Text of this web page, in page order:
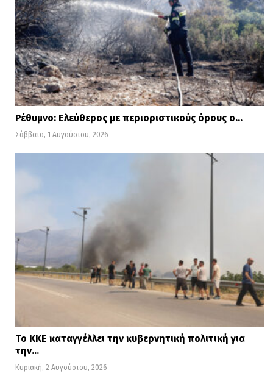
Ρέθυμνο: Ελεύθερος με περιοριστικούς όρους ο…
Σάββατο, 1 Αυγούστου, 2026
Το ΚΚΕ καταγγέλλει την κυβερνητική πολιτική για
την…
Κυριακή, 2 Αυγούστου, 2026